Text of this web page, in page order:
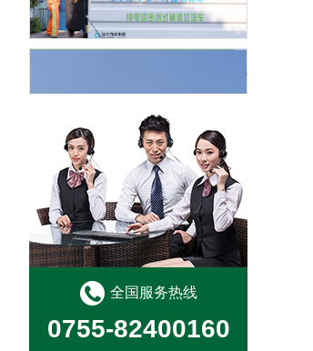
垃圾收集清运
转运站及公厕管理
全国服务热线
0755-82400160